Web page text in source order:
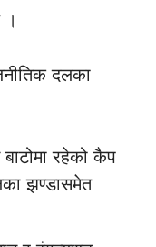
।
दलका
बाटोमा रहेको कैप
झण्डासमेत